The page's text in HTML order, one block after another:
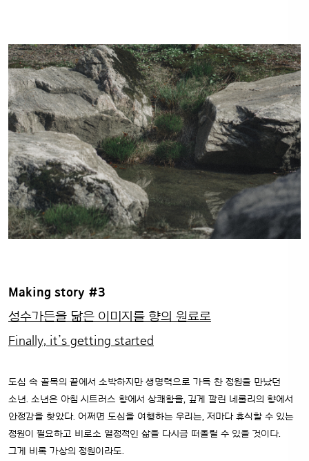
Making story #3
성수가든을 닮은 이미지를 향의 원료로
Finally, it’s getting started
도심 속 골목의 끝에서 소박하지만 생명력으로 가득 찬 정원을 만났던
소년. 소년은 아침 시트러스 향에서 상쾌함을, 깊게 깔린 네롤리의 향에서
안정감을 찾았다. 어쩌면 도심을 여행하는 우리는, 저마다 휴식할 수 있는
정원이 필요하고 비로소 열정적인 삶을 다시금 떠올릴 수 있을 것이다.
그게 비록 가상의 정원이라도.